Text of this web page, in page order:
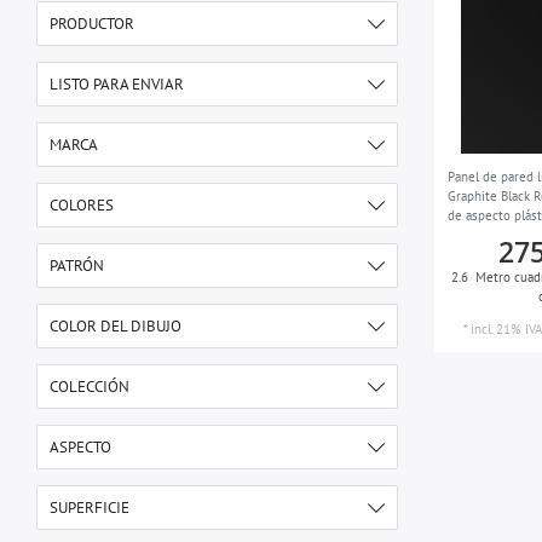
PRODUCTOR
e-DELUX
LISTO PARA ENVIAR
17 días después del pago
MARCA
Wallface
COLORES
marron
blanco
PATRÓN
aspecto plástico
COLOR DEL DIBUJO
pardo-cobre
COLECCIÓN
DECO
ASPECTO
brillante
SUPERFICIE
Panel de pared
Graphite Black
de aspecto
2.6 Metro
* incl. 21% IVA